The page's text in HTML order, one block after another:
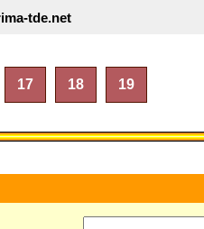
tde.net
17 18 19